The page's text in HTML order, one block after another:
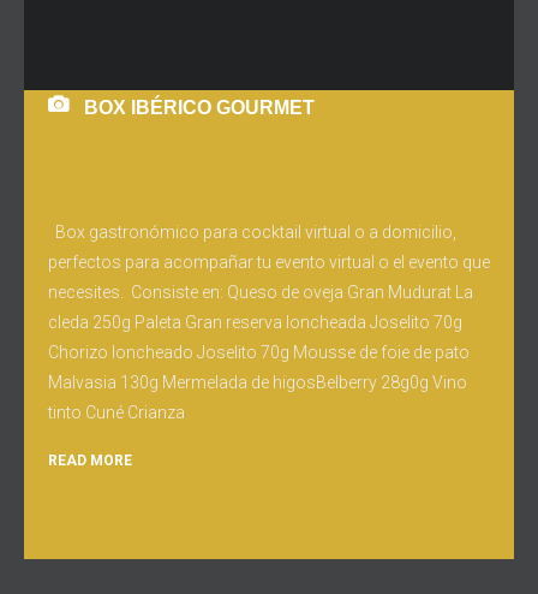
BOX IBÉRICO GOURMET
Box gastronómico para cocktail virtual o a domicilio,
perfectos para acompañar tu evento virtual o el evento que
necesites. Consiste en: Queso de oveja Gran Mudurat La
cleda 250g Paleta Gran reserva loncheada Joselito 70g
Chorizo loncheado Joselito 70g Mousse de foie de pato
Malvasia 130g Mermelada de higosBelberry 28g0g Vino
tinto Cuné Crianza
READ MORE